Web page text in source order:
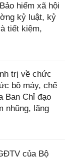
hiểm xã hội
kỷ luật, kỷ
tiết kiệm,
trị về chức
bộ máy, chế
Ban Chỉ đạo
nhũng, lãng
của Bộ